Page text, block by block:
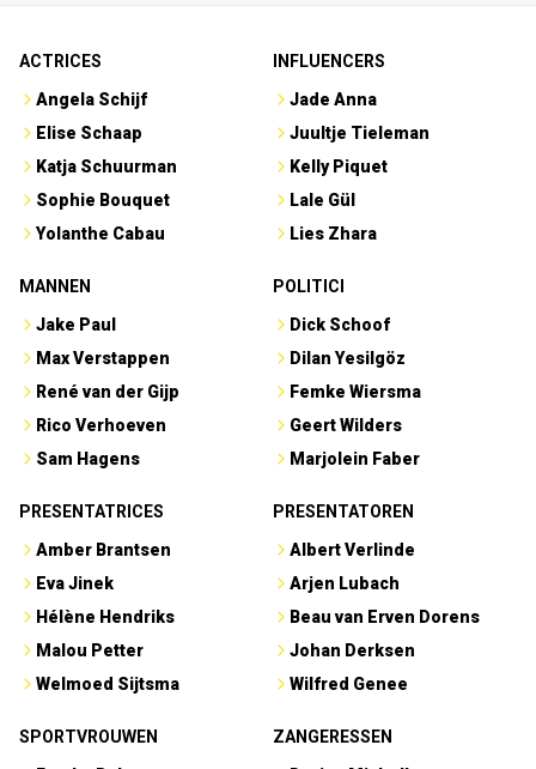
ACTRICES
Angela Schijf
Elise Schaap
Katja Schuurman
Sophie Bouquet
Yolanthe Cabau
INFLUENCERS
Jade Anna
Juultje Tieleman
Kelly Piquet
Lale Gül
Lies Zhara
MANNEN
Jake Paul
Max Verstappen
René van der Gijp
Rico Verhoeven
Sam Hagens
POLITICI
Dick Schoof
Dilan Yesilgöz
Femke Wiersma
Geert Wilders
Marjolein Faber
PRESENTATRICES
Amber Brantsen
Eva Jinek
Hélène Hendriks
Malou Petter
Welmoed Sijtsma
PRESENTATOREN
Albert Verlinde
Arjen Lubach
Beau van Erven Dorens
Johan Derksen
Wilfred Genee
SPORTVROUWEN
ZANGERESSEN